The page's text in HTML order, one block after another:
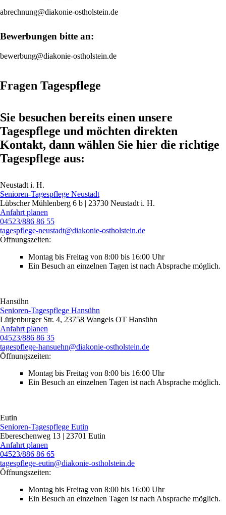
abrechnung@diakonie-ostholstein.de
Bewerbungen bitte an:
bewerbung@diakonie-ostholstein.de
Fragen Tagespflege
Sie besuchen bereits einen unsere
Tagespflege und möchten direkten
Kontakt, dann wählen Sie hier die richtige
Tagespflege aus:
Neustadt i. H.
Senioren-Tagespflege Neustadt
Lübscher Mühlenberg 6 b | 23730 Neustadt i. H.
Anfahrt planen
04523/886 86 55
tagespflege‑neustadt@diakonie-ostholstein.de
Öffnungszeiten:
Montag bis Freitag von 8:00 bis 16:00 Uhr
Ein Besuch an einzelnen Tagen ist nach Absprache ­möglich.
Hansühn
Senioren-Tagespflege Hansühn
Lütjenburger Str. 4, 23758 Wangels OT Hansühn
Anfahrt planen
04523/886 86 35
tagespflege-hansuehn@diakonie-ostholstein.de
Öffnungszeiten:
Montag bis Freitag von 8:00 bis 16:00 Uhr
Ein Besuch an einzelnen Tagen ist nach Absprache ­möglich.
Eutin
Senioren-Tagespflege Eutin
Ebereschenweg 13 | 23701 Eutin
Anfahrt planen
04523/886 86 65
tagespflege‑eutin@diakonie-ostholstein.de
Öffnungszeiten:
Montag bis Freitag von 8:00 bis 16:00 Uhr
Ein Besuch an einzelnen Tagen ist nach Absprache ­möglich.